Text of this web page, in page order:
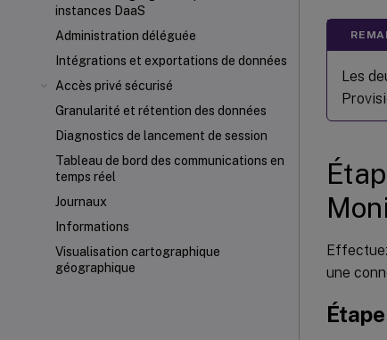
instances DaaS
Administration déléguée
Intégrations et exportations de données
Accès privé sécurisé
Granularité et rétention des données
Diagnostics de lancement de session
Tableau de bord des communications en
temps réel
Journaux
Informations
Visualisation cartographique
géographique
Les
une